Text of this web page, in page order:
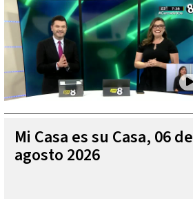
Mi Casa es su Casa, 06 de
agosto 2026